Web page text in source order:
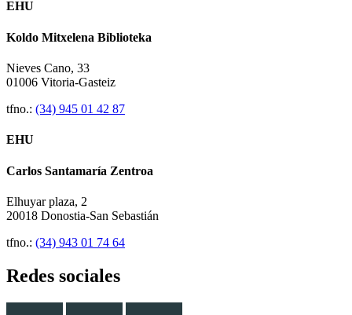
EHU
Koldo Mitxelena Biblioteka
Nieves Cano, 33
01006 Vitoria-Gasteiz
tfno.: (34) 945 01 42 87
EHU
Carlos Santamaría Zentroa
Elhuyar plaza, 2
20018 Donostia-San Sebastián
tfno.: (34) 943 01 74 64
Redes sociales